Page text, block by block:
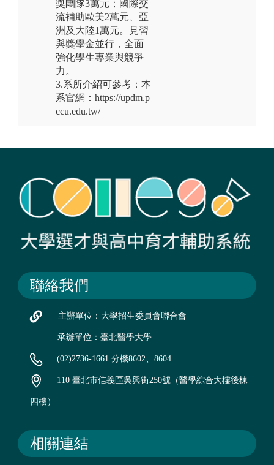
獎團隊3萬元；國際交
流補助歐美2萬元、亞
洲及大陸1萬元。見習
與獎學金並行，全面
強化學生專業與競爭
力。
3.系所介紹可參考：本
系官網：https://updm.p
ccu.edu.tw/
聯絡我們
主辦單位：大學招生委員會聯合會
承辦單位：臺北醫學大學
(02)2736-1661 分機8602、8604
110 臺北市信義區吳興街250號（醫學綜合大樓後棟
四樓）
相關連結